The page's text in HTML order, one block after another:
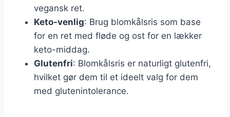
vegansk ret.
Keto-venlig: Brug blomkålsris som base
for en ret med fløde og ost for en lækker
keto-middag.
Glutenfri: Blomkålsris er naturligt glutenfri,
hvilket gør dem til et ideelt valg for dem
med glutenintolerance.